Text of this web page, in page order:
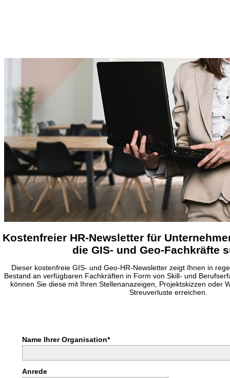
Kostenfreier HR-Newsletter für
die GIS- und Geo-Fachkräfte
Dieser kostenfreie GIS- und Geo-HR-Newsletter zeigt Ihnen in
Bestand an verfügbaren Fachkräften in Form von Skill- und
können Sie diese mit Ihren Stellenanazeigen, Projektskizzen oder
Streuverluste erreichen.
Name Ihrer Organisation*
Anrede